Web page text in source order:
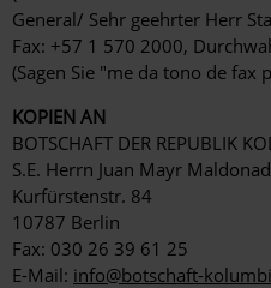
General/ Sehr geehrter Herr
Fax: +57 1 570 2000,
(Sagen Sie "me da tono de fax
KOPIEN AN
BOTSCHAFT DER REPUBLIK
S.E. Herrn Juan Mayr
Kurfürstenstr. 84
10787 Berlin
Fax: 030 26 39 61 25
E-Mail: info@botschaft-